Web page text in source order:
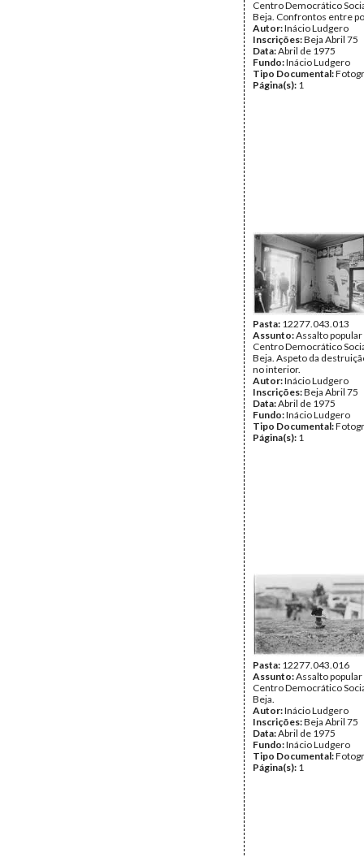
Centro Democrático
Beja. Confrontos entre
Autor:Inácio Ludgero
Inscrições:Beja Abril 75
Data:Abril de 1975
Fundo:Inácio Ludgero
Tipo Documental:
Página(s): 1
Pasta: 12277.043.013
Assunto:Assalto popular
Centro Democrático
Beja. Aspeto da
no interior.
Autor:Inácio Ludgero
Inscrições:Beja Abril 75
Data:Abril de 1975
Fundo:Inácio Ludgero
Tipo Documental:
Página(s): 1
Pasta: 12277.043.016
Assunto:Assalto popular
Centro Democrático
Beja.
Autor:Inácio Ludgero
Inscrições:Beja Abril 75
Data:Abril de 1975
Fundo:Inácio Ludgero
Tipo Documental:
Página(s): 1